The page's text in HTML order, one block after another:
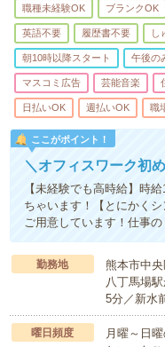
職種未経験OK ブランクOK
英語不要 履歴書不要 し
朝10時以降スタート 午後の
マスコミ広告 芸能音楽
日払いOK 週払いOK 職
ここがポイント！
＼オフィスワーク初
【未経験でも高時給】時
ちゃいます！【とにかく
ご用意しています！仕事
勤務地
熊本市中
八丁馬場
5分／新水
曜日頻度
月曜～日